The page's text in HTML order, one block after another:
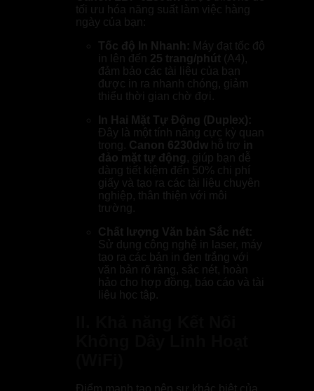
tối ưu hóa năng suất làm việc hàng
ngày của bạn:
Tốc độ In Nhanh: Máy đạt tốc độ
in lên đến 25 trang/phút (A4),
đảm bảo các tài liệu của bạn
được in ra nhanh chóng, giảm
thiểu thời gian chờ đợi.
In Hai Mặt Tự Động (Duplex):
Đây là một tính năng cực kỳ quan
trọng. Canon 6230dw hỗ trợ in
đảo mặt tự động , giúp bạn dễ
dàng tiết kiệm đến 50% chi phí
giấy và tạo ra các tài liệu chuyên
nghiệp, thân thiện với môi
trường.
Chất lượng Văn bản Sắc nét:
Sử dụng công nghệ in laser, máy
tạo ra các bản in đen trắng với
văn bản rõ ràng, sắc nét, hoàn
hảo cho hợp đồng, báo cáo và tài
liệu học tập.